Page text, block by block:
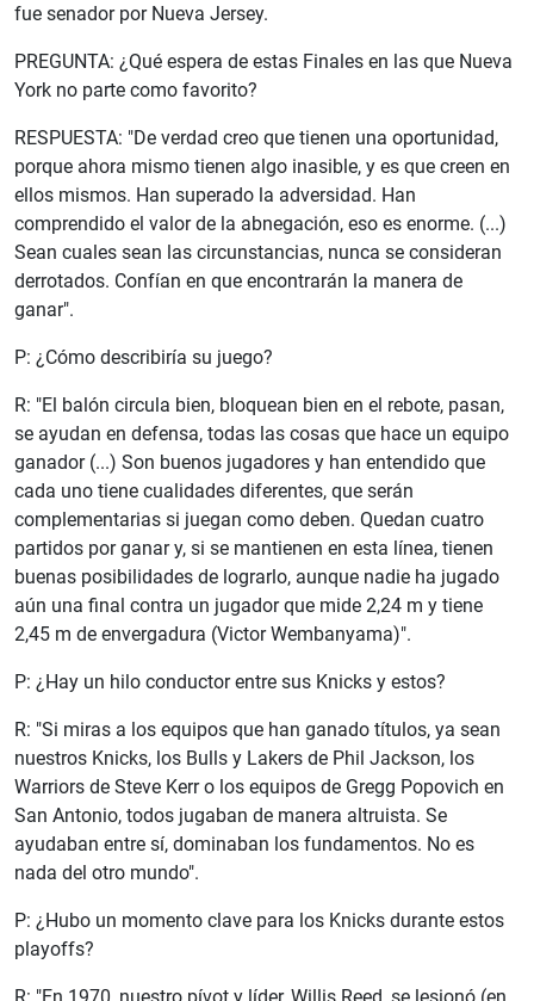
fue senador por Nueva Jersey.
PREGUNTA: ¿Qué espera de estas Finales en las que Nueva
York no parte como favorito?
RESPUESTA: "De verdad creo que tienen una oportunidad,
porque ahora mismo tienen algo inasible, y es que creen en
ellos mismos. Han superado la adversidad. Han
comprendido el valor de la abnegación, eso es enorme. (...)
Sean cuales sean las circunstancias, nunca se consideran
derrotados. Confían en que encontrarán la manera de
ganar".
P: ¿Cómo describiría su juego?
R: "El balón circula bien, bloquean bien en el rebote, pasan,
se ayudan en defensa, todas las cosas que hace un equipo
ganador (...) Son buenos jugadores y han entendido que
cada uno tiene cualidades diferentes, que serán
complementarias si juegan como deben. Quedan cuatro
partidos por ganar y, si se mantienen en esta línea, tienen
buenas posibilidades de lograrlo, aunque nadie ha jugado
aún una final contra un jugador que mide 2,24 m y tiene
2,45 m de envergadura (Victor Wembanyama)".
P: ¿Hay un hilo conductor entre sus Knicks y estos?
R: "Si miras a los equipos que han ganado títulos, ya sean
nuestros Knicks, los Bulls y Lakers de Phil Jackson, los
Warriors de Steve Kerr o los equipos de Gregg Popovich en
San Antonio, todos jugaban de manera altruista. Se
ayudaban entre sí, dominaban los fundamentos. No es
nada del otro mundo".
P: ¿Hubo un momento clave para los Knicks durante estos
playoffs?